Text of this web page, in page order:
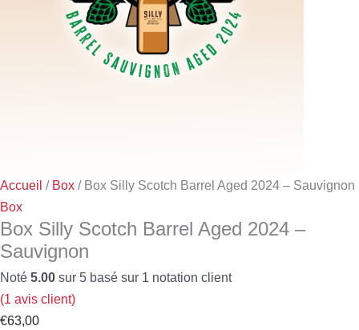
Accueil / Box / Box Silly Scotch Barrel Aged 2024 – Sauvignon
Box
Box Silly Scotch Barrel Aged 2024 –
Sauvignon
Noté 5.00 sur 5 basé sur 1 notation client
(1 avis client)
€63,00